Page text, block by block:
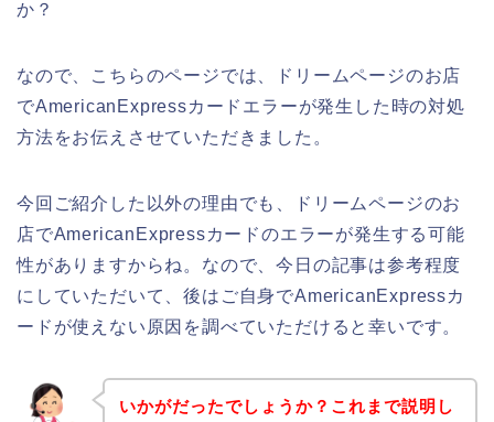
か？
なので、こちらのページでは、ドリームページのお店
でAmericanExpressカードエラーが発生した時の対処
方法をお伝えさせていただきました。
今回ご紹介した以外の理由でも、ドリームページのお
店でAmericanExpressカードのエラーが発生する可能
性がありますからね。なので、今日の記事は参考程度
にしていただいて、後はご自身でAmericanExpressカ
ードが使えない原因を調べていただけると幸いです。
いかがだったでしょうか？これまで説明し